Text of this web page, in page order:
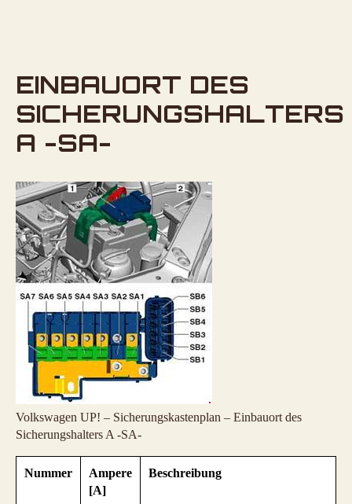
EINBAUORT DES
SICHERUNGSHALTERS
A -SA-
Volkswagen UP! – Sicherungskastenplan – Einbauort des
Sicherungshalters A -SA-
Nummer
Ampere
[A]
Beschreibung